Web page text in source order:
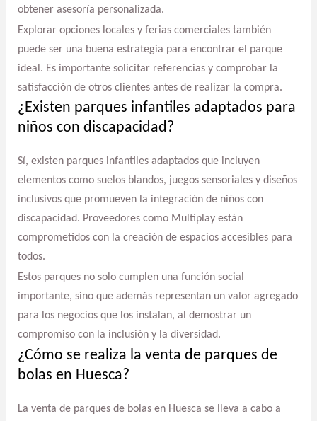
obtener asesoría personalizada.
Explorar opciones locales y ferias comerciales también
puede ser una buena estrategia para encontrar el parque
ideal. Es importante solicitar referencias y comprobar la
satisfacción de otros clientes antes de realizar la compra.
¿Existen parques infantiles adaptados para
niños con discapacidad?
Sí, existen parques infantiles adaptados que incluyen
elementos como suelos blandos, juegos sensoriales y diseños
inclusivos que promueven la integración de niños con
discapacidad. Proveedores como Multiplay están
comprometidos con la creación de espacios accesibles para
todos.
Estos parques no solo cumplen una función social
importante, sino que además representan un valor agregado
para los negocios que los instalan, al demostrar un
compromiso con la inclusión y la diversidad.
¿Cómo se realiza la venta de parques de
bolas en Huesca?
La venta de parques de bolas en Huesca se lleva a cabo a